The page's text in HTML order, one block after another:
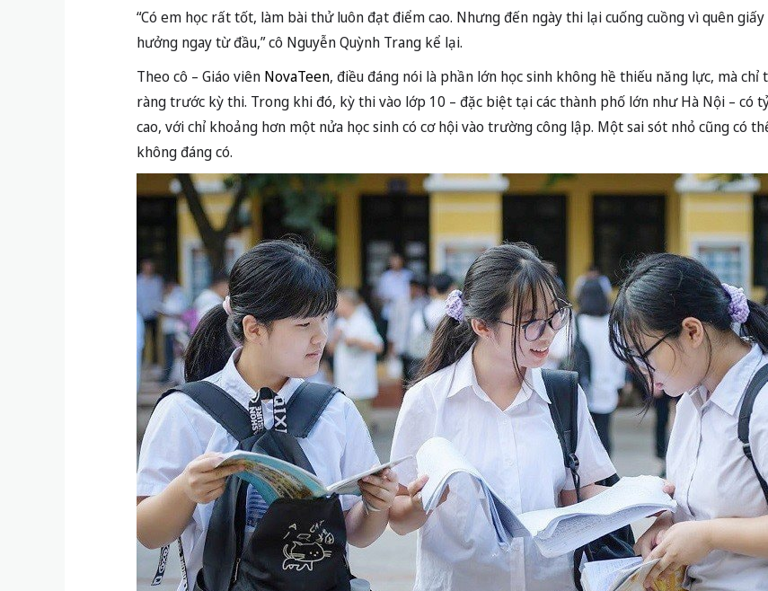
“Có em học rất tốt, làm bài thử luôn đạt điểm cao. Nhưng đến ngày thi lại cuống cuồng vì quên
hưởng ngay từ đầu,” cô Nguyễn Quỳnh Trang kể lại.
Theo cô – Giáo viên NovaTeen, điều đáng nói là phần lớn học sinh không hề thiếu năng lực, mà
ràng trước kỳ thi. Trong khi đó, kỳ thi vào lớp 10 – đặc biệt tại các thành phố lớn như Hà Nội – có
cao, với chỉ khoảng hơn một nửa học sinh có cơ hội vào trường công lập. Một sai sót nhỏ cũng có
không đáng có.